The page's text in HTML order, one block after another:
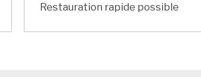
Restauration rapide possible